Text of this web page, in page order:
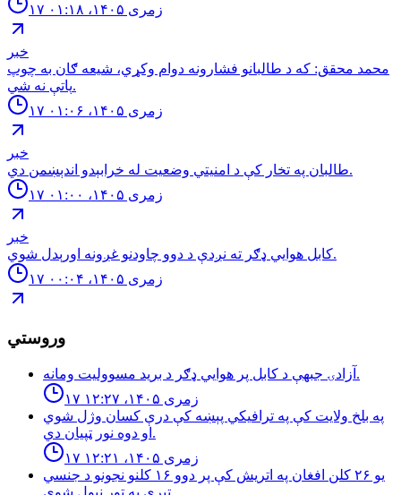
۱۷ زمری ۱۴۰۵، ۰۱:۱۸
خبر
محمد محقق: كه د طالبانو فشارونه دوام وكړي، شيعه ګان به چوپ
پاتې نه شي.
۱۷ زمری ۱۴۰۵، ۰۱:۰۶
خبر
طالبان په تخار کې د امنيتي وضعيت له خرابېدو اندېښمن دي.
۱۷ زمری ۱۴۰۵، ۰۱:۰۰
خبر
كابل هوايي ډګر ته نږدې د دوو چاودنو غږونه اورېدل شوي.
۱۷ زمری ۱۴۰۵، ۰۰:۰۴
وروستي
آزادۍ جبهې د کابل پر هوايي ډګر د برید مسوولیت ومانه.
۱۷ زمری ۱۴۰۵، ۱۲:۲۷
په بلخ ولایت کې په ترافیکي پېښه کې درې کسان وژل شوي
او دوه نور ټپیان دي.
۱۷ زمری ۱۴۰۵، ۱۲:۲۱
یو ۲۶ کلن افغان په اتریش کې پر دوو ۱۶ کلنو نجونو د جنسي